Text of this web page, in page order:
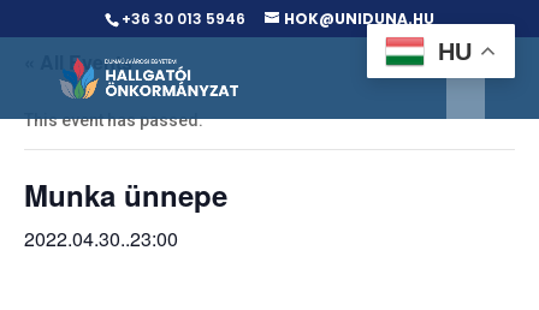
+36 30 013 5946 HOK@UNIDUNA.HU
« All Events
This event has passed.
Munka ünnepe
2022.04.30..23:00
HU